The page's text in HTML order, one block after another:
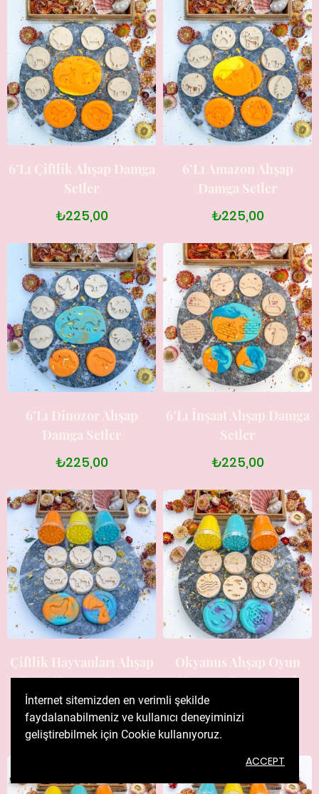
6’lı Çiftlik Ahşap Damga
Setler
₺225,00
6’lı Amazon Ahşap
Damga Setler
₺225,00
6’lı Dinozor Ahşap
Damga Setler
₺225,00
6’lı İnşaat Ahşap Damga
Setler
₺225,00
Çiftlik Hayvanları Ahşap
Oyun Hamuru Damga
Seti
₺215,00
Okyanus Ahşap Oyun
Hamuru Damga Seti
₺215,00
İnternet sitemizden en verimli şekilde
faydalanabilmeniz ve kullanıcı deneyiminizi
geliştirebilmek için Cookie kullanıyoruz.
ACCEPT